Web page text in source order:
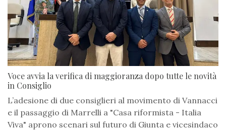
Voce avvia la verifica di maggioranza dopo tutte le novità
in Consiglio
L’adesione di due consiglieri al movimento di Vannacci
e il passaggio di Marrelli a "Casa riformista - Italia
Viva" aprono scenari sul futuro di Giunta e vicesindaco